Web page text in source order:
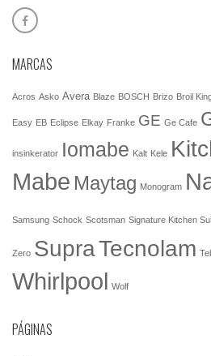
MARCAS
Acros Asko Avera Blaze BOSCH Brizo Broil
Easy EB Eclipse Elkay Franke GE Ge Cafe
insinkerator Iomabe Kalt Kele
Mabe Maytag Monogram
Samsung Schock Scotsman Signature Kitchen
Zero SupraTecnolam
Whirlpool Wolf
PÁGINAS